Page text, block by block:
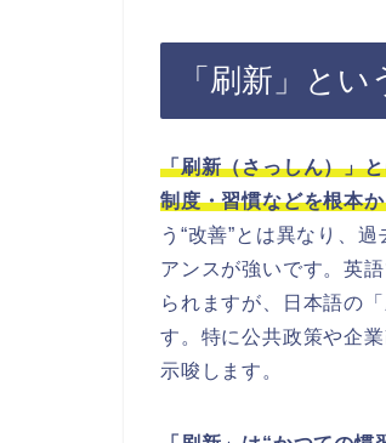
「刷新」と
「刷新（さっしん）」
制度・習慣などを根本
う“改善”とは異なり、
アンスが強いです。英
られますが、日本語の
す。特に公共政策や企
示唆します。